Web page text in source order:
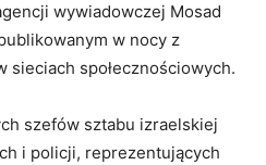
wywiadowczej Mosad
w nocy z
sieciach społecznościowych.
szefów sztabu izraelskiej
i policji, reprezentujących